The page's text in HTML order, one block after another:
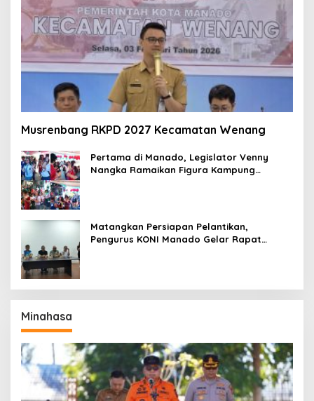
Musrenbang RKPD 2027 Kecamatan Wenang
Pertama di Manado, Legislator Venny
Nangka Ramaikan Figura Kampung
Matangkan Persiapan Pelantikan,
Pengurus KONI Manado Gelar Rapat
Minahasa